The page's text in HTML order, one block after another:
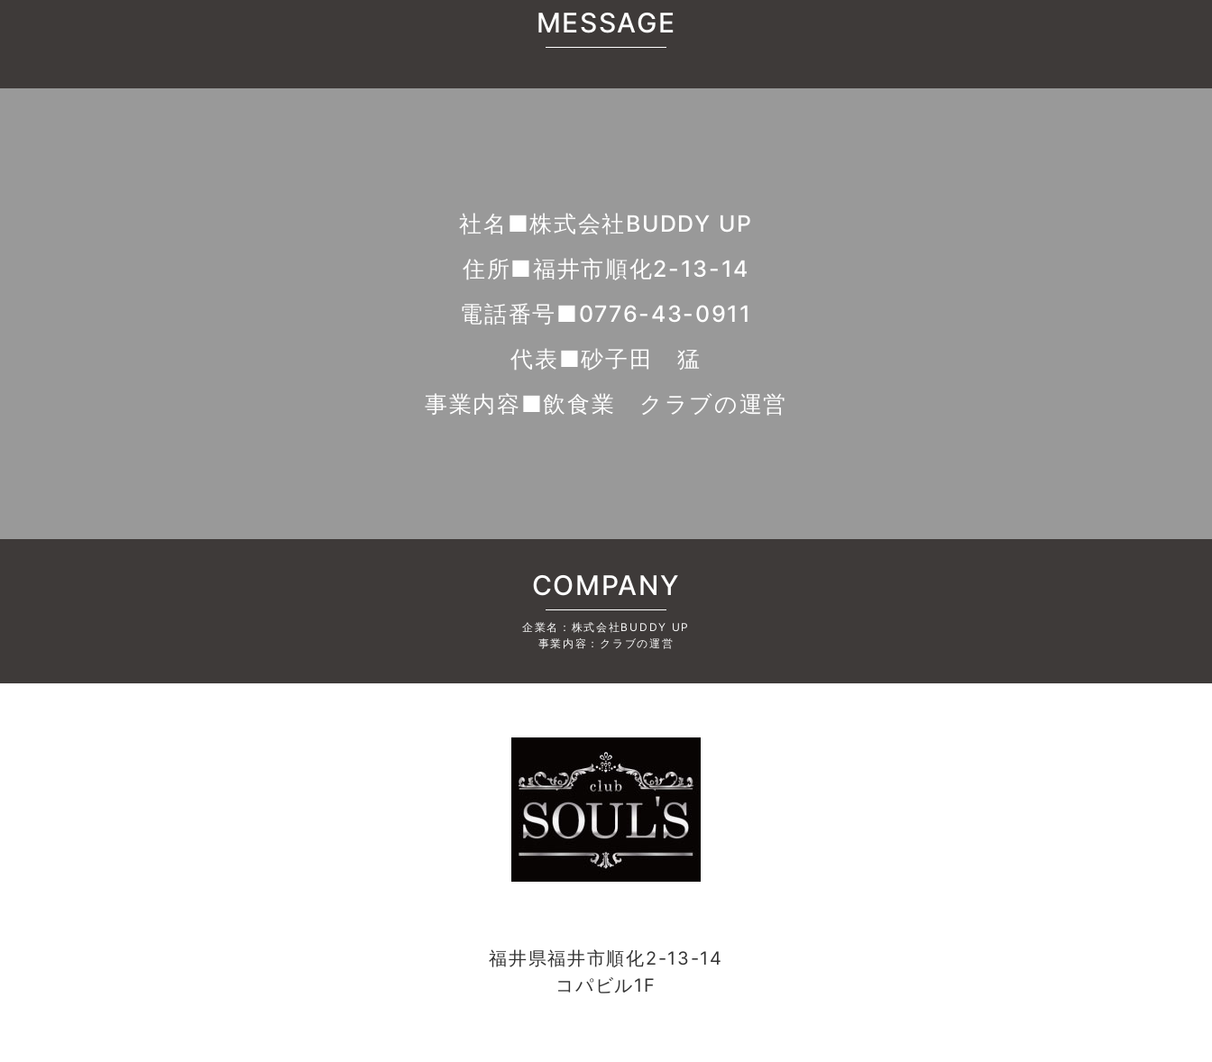
MESSAGE
社名■株式会社BUDDY UP
住所■福井市順化2-13-14
電話番号■0776-43-0911
代表■砂子田 猛
事業内容■飲食業 クラブの運営
COMPANY
企業名：株式会社BUDDY UP
事業内容：クラブの運営
福井県福井市順化2-13-14
コパビル1F